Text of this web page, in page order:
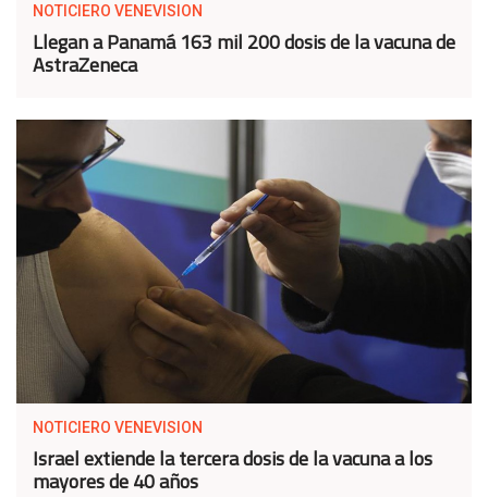
NOTICIERO VENEVISION
Llegan a Panamá 163 mil 200 dosis de la vacuna de
AstraZeneca
NOTICIERO VENEVISION
Israel extiende la tercera dosis de la vacuna a los
mayores de 40 años